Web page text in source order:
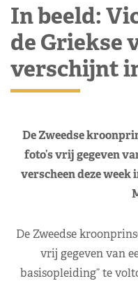
In beeld:
de Griekse
verschijnt
De Zweedse
foto’s vrij gegeven
verscheen deze
De Zweedse
vrij gegeven van
basisopleiding” te